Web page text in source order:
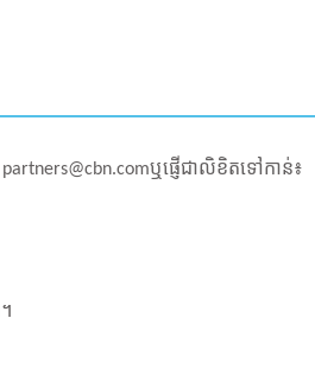
partners@cbn.comឬផ្ញើជាលិខិតទៅកាន់៖